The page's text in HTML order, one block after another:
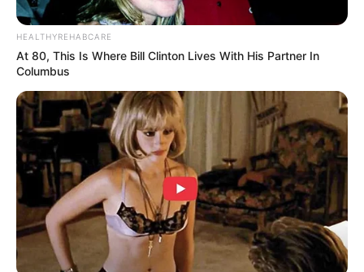
HEALTHYREHABCARE
At 80, This Is Where Bill Clinton Lives With His Partner In
Columbus